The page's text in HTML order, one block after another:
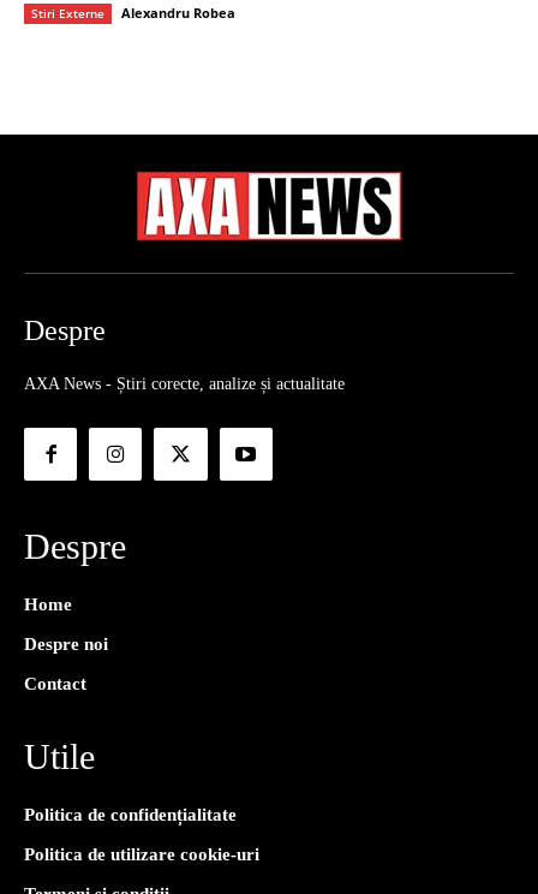
Stiri Externe Alexandru Robea
Despre
AXA News - Știri corecte, analize și actualitate
Despre
Home
Despre noi
Contact
Utile
Politica de confidențialitate
Politica de utilizare cookie-uri